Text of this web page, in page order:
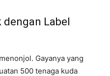
dengan Label
Gayanya yang
500 tenaga kuda